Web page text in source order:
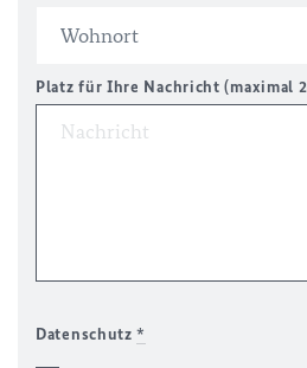
Platz für Ihre Nachricht (maximal
Datenschutz*